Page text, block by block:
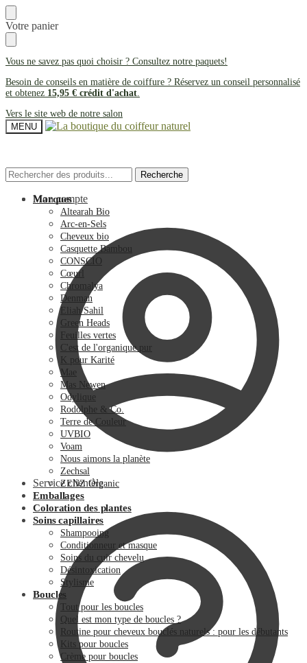
Passer
à
la
navigation
Passer
au
contenu
Votre panier
Vous ne savez pas quoi choisir ? Consultez notre paquets!
Besoin de conseils en matière de coiffure ? Réservez un conseil personnalisé
et obtenez 15,95 € crédit d'achat.
Vers le site web de notre salon
MENU
Recherche
pour :
Recherche
Mon compte
Service clientèle
Recherche
pour :
Recherche
Marques
Altearah Bio
Arc-en-Sels
Cheveux bio
Casquette Bambou
CONSCIO
Cœurl
Chromalya
Denman
Eliah Sahil
Green Heads
Feuilles vertes
C'est de l'organique pur
K pour Karité
Mae
Mas Newen
Odylique
Rodolphe & Co.
Terre de Couleur
UVBIO
Voam
Nous aimons la planète
Zechsal
ZENZ Organic
Emballages
Coloration des plantes
Soins capillaires
Shampooing
Conditionneur et masque
Soins du cuir chevelu
Désintoxication
Stylisme
Boucles
Tout pour les boucles
Quel est mon type de boucles ?
Routine pour cheveux bouclés naturels : pour les débutants
Kits pour boucles
Crème pour boucles